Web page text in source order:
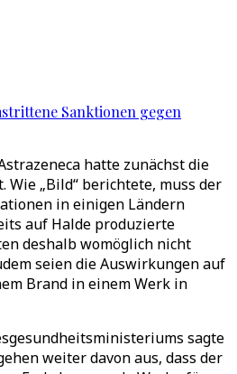
Sanktionen gegen
hatte zunächst die
Wie „Bild“ berichtete, muss der
in einigen Ländern
auf Halde produzierte
deshalb womöglich nicht
seien die Auswirkungen auf
Brand in einem Werk in
sagte
weiter davon aus, dass der